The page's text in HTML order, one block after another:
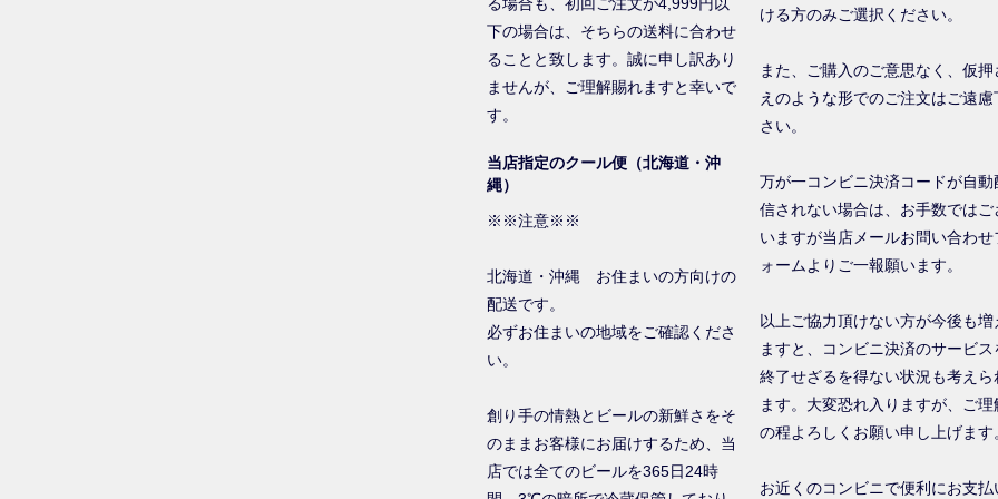
下の場合は、そちらの送料に合わせ
ることと致します。誠に申し訳あり
ませんが、ご理解賜れますと幸いで
す。
当店指定のクール便（北海道・沖
縄）
※※注意※※
北海道・沖縄 お住まいの方向けの
配送です。
必ずお住まいの地域をご確認くださ
い。
創り手の情熱とビールの新鮮さをそ
のままお客様にお届けするため、当
店では全てのビールを365日24時
ける方のみご選択ください。
また、ご購入のご意思なく、仮押
えのような形でのご注文はご遠慮
さい。
万が一コンビニ決済コードが自動
信されない場合は、お手数ではご
いますが当店メールお問い合わせ
ォームよりご一報願います。
以上ご協力頂けない方が今後も増
ますと、コンビニ決済のサービス
終了せざるを得ない状況も考えら
ます。大変恐れ入りますが、ご理
の程よろしくお願い申し上げます
お近くのコンビニで便利にお支払